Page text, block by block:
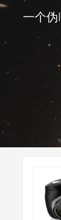
一个